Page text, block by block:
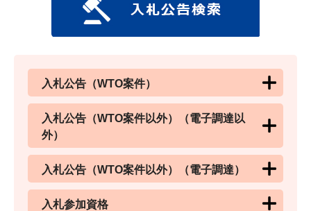
入札公告（WTO案件）
入札公告（WTO案件以外）（電子調達以
外）
入札公告（WTO案件以外）（電子調達）
入札参加資格